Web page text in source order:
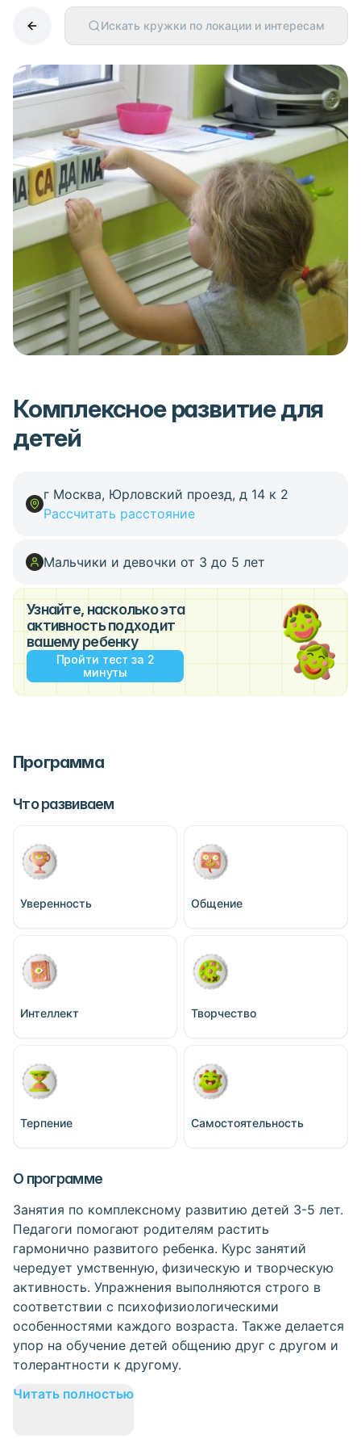
Искать кружки по локации и интересам
Комплексное развитие для
детей
г Москва, Юрловский проезд, д 14 к 2
Рассчитать расстояние
Мальчики и девочки от 3 до 5 лет
Узнайте, насколько эта
активность подходит
вашему ребенку
Пройти тест за 2
минуты
Программа
Что развиваем
Уверенность Общение
Интеллект Творчество
Терпение Самостоятельность
О программе
Занятия по комплексному развитию детей 3-5 лет.
Педагоги помогают родителям растить
гармонично развитого ребенка. Курс занятий
чередует умственную, физическую и творческую
активность. Упражнения выполняются строго в
соответствии с психофизиологическими
особенностями каждого возраста. Также делается
упор на обучение детей общению друг с другом и
толерантности к другому.
Читать полностью